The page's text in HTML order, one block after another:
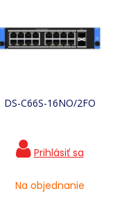
DS-C66S-16NO/2FO
Na objednanie